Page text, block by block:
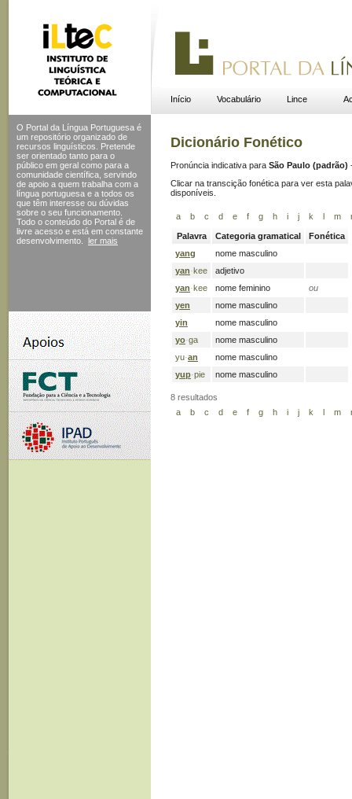
Início Vocabulário Lince
O Portal da Língua Portuguesa é
um repositório organizado de
recursos linguísticos. Pretende
ser orientado tanto para o
público em geral como para a
comunidade científica, servindo
de apoio a quem trabalha com a
língua portuguesa e a todos os
que têm interesse ou dúvidas
sobre o seu funcionamento.
Todo o conteúdo do Portal é de
livre acesso e está em constante
desenvolvimento.
ler mais
Dicionário Fonético
Pronúncia indicativa para São Paulo (padrão)
Clicar na transcição fonética para ver esta
disponíveis.
a b c d e f g h i j k l m
Palavra Categoria gramatical
Fonética
yang
nome masculino
yan·kee
adjetivo
yan·kee nome feminino
ou
yen
nome masculino
yin
nome masculino
yo·ga
nome masculino
yu·an
nome masculino
yup·pie nome masculino
8 resultados
a
b c d e f g h i j k l m